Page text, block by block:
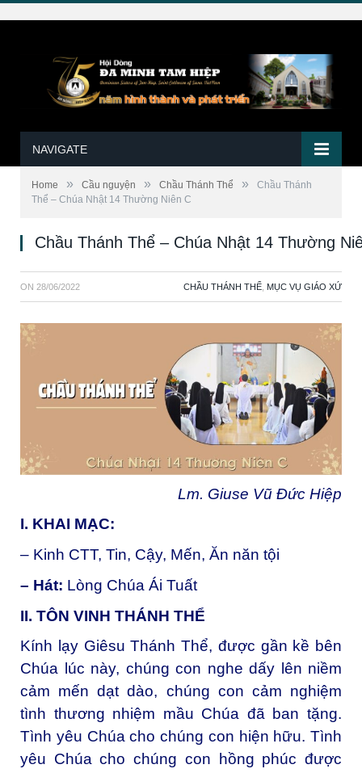
NAVIGATE
Home » Cầu nguyện » Chầu Thánh Thể »
Chầu Thánh
Thể – Chúa Nhật 14 Thường Niên C
Chầu Thánh Thể – Chúa Nhật 14 Thường
ON 28/06/2022 CHẦU THÁNH THỂ MỤC VỤ GIÁO XỨ
Lm. Giuse Vũ Đức Hiệp
I. KHAI MẠC:
– Kinh CTT, Tin, Cậy, Mến, Ăn năn tội
– Hát: Lòng Chúa Ái Tuất
II. TÔN VINH THÁNH THỂ
Kính lạy Giêsu Thánh Thể, được gần kề bên
Chúa lúc này, chúng con nghe dấy lên niềm
cảm mến dạt dào, chúng con cảm nghiệm
tình thương nhiệm mầu Chúa đã ban tặng.
Tình yêu Chúa cho chúng con hiện hữu. Tình
yêu Chúa cho chúng con hồng phúc được